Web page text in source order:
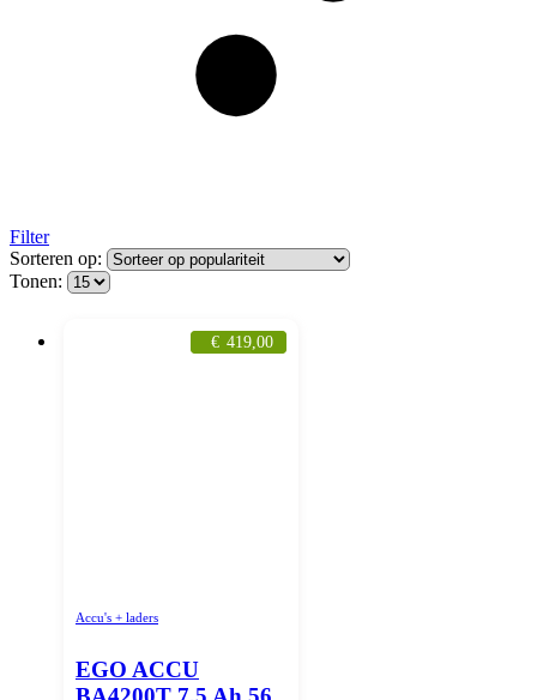
Filter
Sorteren op:
Tonen:
€ 419,00
Accu's + laders
EGO ACCU